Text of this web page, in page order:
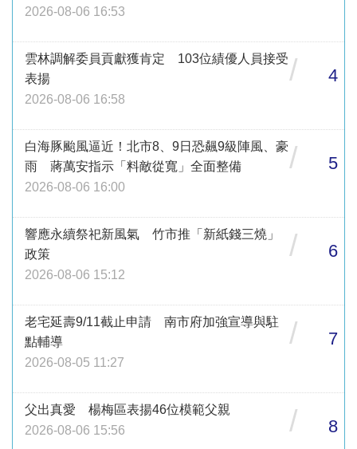
2026-08-06 16:53
雲林調解委員貢獻獲肯定 103位績優人員接受
表揚
2026-08-06 16:58
/ 4
白海豚颱風逼近！北市8、9日恐飆9級陣風、豪
雨 蔣萬安指示「料敵從寬」全面整備
2026-08-06 16:00
/ 5
響應永續祭祀新風氣 竹市推「新紙錢三燒」
政策
2026-08-06 15:12
/ 6
老宅延壽9/11截止申請 南市府加強宣導與駐
點輔導
2026-08-05 11:27
/ 7
父出真愛 楊梅區表揚46位模範父親
2026-08-06 15:56
/ 8